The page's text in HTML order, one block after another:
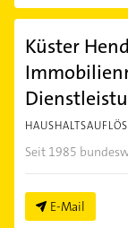
Küster
Seit 1985
E-Mail